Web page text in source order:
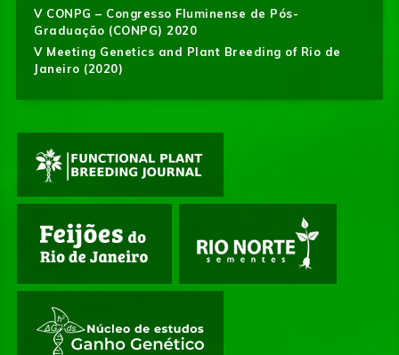
V CONPG – Congresso Fluminense de Pós-
Graduação (CONPG) 2020
V Meeting Genetics and Plant Breeding of Rio de
Janeiro (2020)